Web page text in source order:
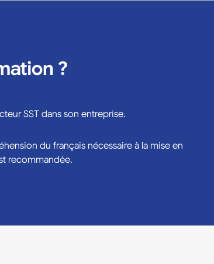
?
SST dans son entreprise.
du français nécessaire à la mise en
recommandée.